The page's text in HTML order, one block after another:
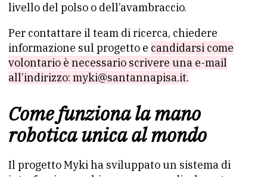
livello del polso o dell’avambraccio.
Per contattare il team di ricerca, chiedere
informazione sul progetto e candidarsi come
volontario è necessario scrivere una e-mail
all’indirizzo: myki@santannapisa.it.
Come funziona la mano
robotica unica al mondo
Il progetto Myki ha sviluppato un sistema di